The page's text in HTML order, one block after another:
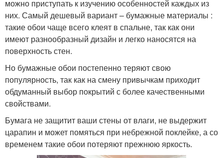
можно приступать к изучению особенностей каждых из
них. Самый дешевый вариант – бумажные материалы :
такие обои чаще всего клеят в спальне, так как они
имеют разнообразный дизайн и легко наносятся на
поверхность стен.
Но бумажные обои постепенно теряют свою
популярность, так как на смену привычкам приходит
обдуманный выбор покрытий с более качественными
свойствами.
Бумага не защитит ваши стены от влаги, не выдержит
царапин и может помяться при небрежной поклейке, а со
временем такие обои потеряют прежнюю яркость.